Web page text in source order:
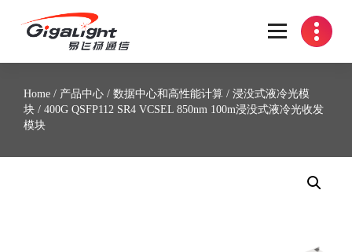
开放光网络器件的向导
Home / 产品中心 / 数据中心和高性能计算 / 浸没式液冷光模
块 / 400G QSFP112 SR4 VCSEL 850nm 100m浸没式液冷光收发
模块